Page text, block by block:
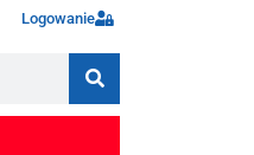
Logowanie